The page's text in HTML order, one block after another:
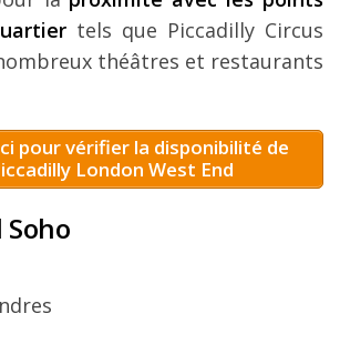
tels que Piccadilly Circus
théâtres et restaurants
pour vérifier la disponibilité de
London West End